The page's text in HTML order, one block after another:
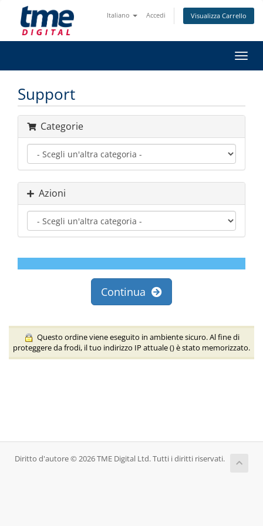
Italiano Accedi Visualizza Carrello
Attiva
Support
Categorie
Azioni
Continua
Questo ordine viene eseguito in ambiente sicuro. Al fine di
proteggere da frodi, il tuo indirizzo IP attuale () è stato memorizzato.
Diritto d'autore © 2026 TME Digital Ltd. Tutti i diritti riservati.